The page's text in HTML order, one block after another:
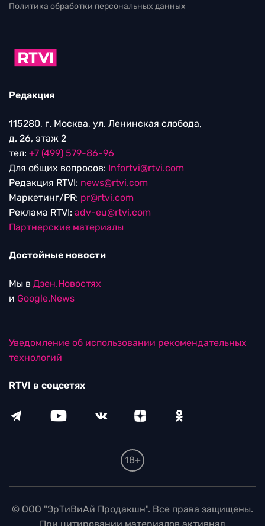
Политика обработки персональных данных
Редакция
115280, г. Москва, ул. Ленинская слобода,
д. 26, этаж 2
тел: +7 (499) 579-86-96
Для общих вопросов: Infortvi@rtvi.com
Редакция RTVI: news@rtvi.com
Маркетинг/PR: pr@rtvi.com
Реклама RTVI: adv-eu@rtvi.com
Партнерские материалы
Достойные новости
Мы в Дзен.Новостях
и Google.News
Уведомление об использовании рекомендательных
технологий
RTVI в соцсетях
18+
© ООО "ЭрТиВиАй Продакшн". Все права защищены.